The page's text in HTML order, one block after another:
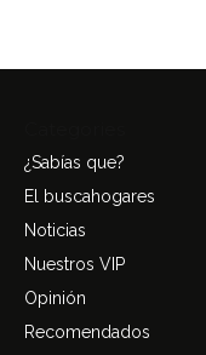
¿Sabías que?
El buscahogares
Noticias
Nuestros VIP
Opinión
Recomendados